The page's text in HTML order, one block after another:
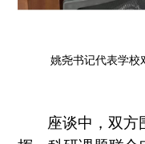
姚尧书记代表学校
座谈中，双方